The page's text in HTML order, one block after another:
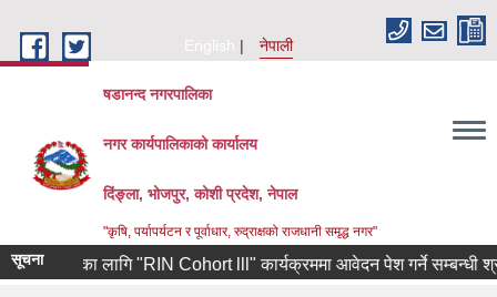
English
नेपाली
षडानन्द नगरपालिका
नगर कार्यपालिकाको कार्यालय
दिंङ्ला, भोजपुर, कोशी प्रदेश, नेपाल
"कृषि, पर्यापर्यटन र पूर्वाधार, रुद्राक्षको राजधानी समृद्ध नगर"
सूचना
उद्यमीहरुका लागि "RIN Cohort lll" कार्यक्रममा आवेदन पेश गर्ने सम्बन्धी